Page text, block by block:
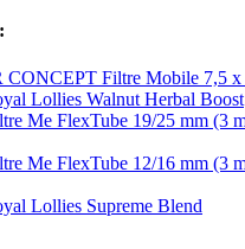
Filtre Mobile 7,5 x
Lollies Walnut Herbal Boost
Me FlexTube 19/25 mm (3
Me FlexTube 12/16 mm (3
Lollies Supreme Blend